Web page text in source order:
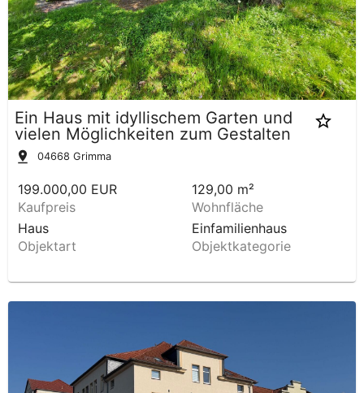
Ein Haus mit idyllischem Garten und
vielen Möglichkeiten zum Gestalten
04668 Grimma
199.000,00 EUR
Kaufpreis
129,00 m²
Wohnfläche
Haus
Objektart
Einfamilienhaus
Objektkategorie